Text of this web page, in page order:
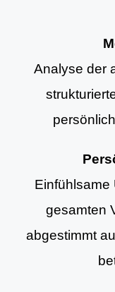
Analyse der
Einfühlsame
gesamten
abgestimmt